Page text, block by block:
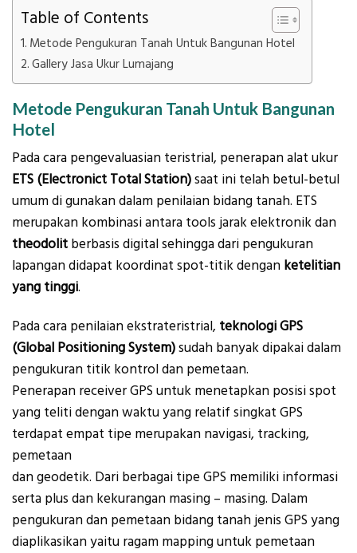
Table of Contents
Metode Pengukuran Tanah Untuk Bangunan Hotel
Gallery Jasa Ukur Lumajang
Metode Pengukuran Tanah Untuk Bangunan
Hotel
Pada cara pengevaluasian teristrial, penerapan alat ukur
ETS (Electronict Total Station)saat ini telah betul-betul
umum di gunakan dalam penilaian bidang tanah. ETS
merupakan kombinasi antara tools jarak elektronik dan
theodolit berbasis digital sehingga dari pengukuran
lapangan didapat koordinat spot-titik dengan ketelitian
yang tinggi.
Pada cara penilaian ekstrateristrial, teknologi GPS
(Global Positioning System)sudah banyak dipakai dalam
pengukuran titik kontrol dan pemetaan.
Penerapan receiver GPS untuk menetapkan posisi spot
yang teliti dengan waktu yang relatif singkat GPS
terdapat empat tipe merupakan navigasi, tracking,
pemetaan
dan geodetik. Dari berbagai tipe GPS memiliki informasi
serta plus dan kekurangan masing – masing. Dalam
pengukuran dan pemetaan bidang tanah jenis GPS yang
diaplikasikan yaitu ragam mapping untuk pemetaan